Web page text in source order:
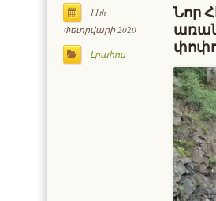
11th
Փետրվարի 2020
Լրահոս
Նոր